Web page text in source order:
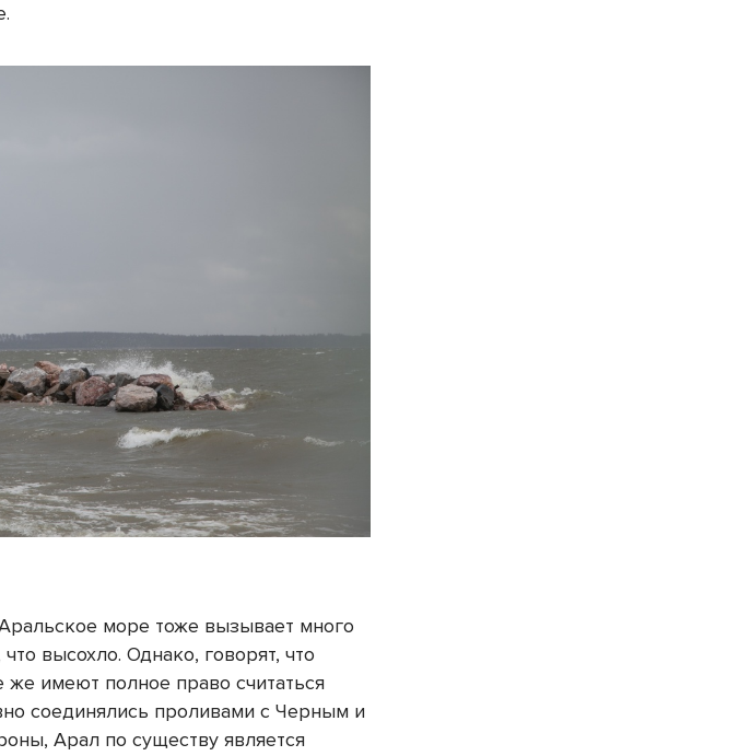
море тоже вызывает много
высохло. Однако, говорят, что
же имеют полное право считаться
соединялись проливами с Черным и
Арал по существу является